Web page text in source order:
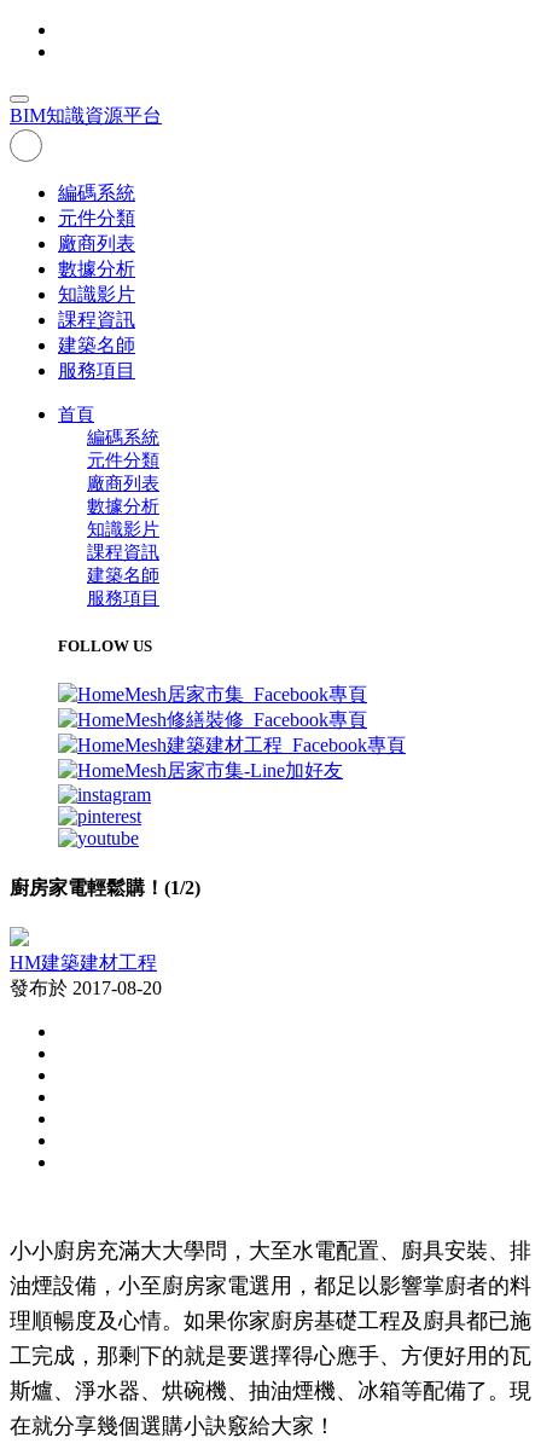
BIM知識資源平台
編碼系統
元件分類
廠商列表
數據分析
知識影片
課程資訊
建築名師
服務項目
首頁
編碼系統
元件分類
廠商列表
數據分析
知識影片
課程資訊
建築名師
服務項目
FOLLOW US
廚房家電輕鬆購！(1/2)
HM建築建材工程
發布於 2017-08-20
小小廚房充滿大大學問，大至水電配置、廚具安裝、排
油煙設備，小至廚房家電選用，都足以影響掌廚者的料
理順暢度及心情。如果你家廚房基礎工程及廚具都已施
工完成，那剩下的就是要選擇得心應手、方便好用的瓦
斯爐、淨水器、烘碗機、抽油煙機、冰箱等配備了。現
在就分享幾個選購小訣竅給大家！